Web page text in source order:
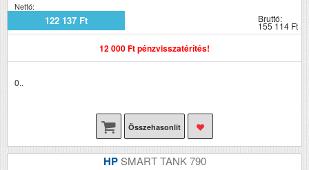
Nettó:
122 137 Ft Bruttó:
155 114 Ft
12 000 Ft pénzvisszatérítés!
0..
Összehasonlít
HP SMART TANK 790